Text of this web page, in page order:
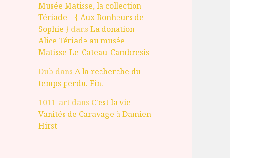
Musée Matisse, la collection
Tériade – { Aux Bonheurs de
Sophie } dansLa donation
Alice Tériade au musée
Matisse-Le-Cateau-Cambresis
Dub dansA la recherche du
temps perdu. Fin.
1011-art dans C'est la vie !
Vanités de Caravage à Damien
Hirst